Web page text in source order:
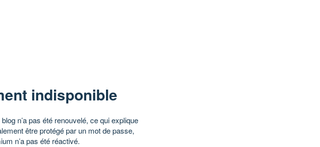
indisponible
n’a pas été renouvelé, ce qui explique
être protégé par un mot de passe,
n’a pas été réactivé.